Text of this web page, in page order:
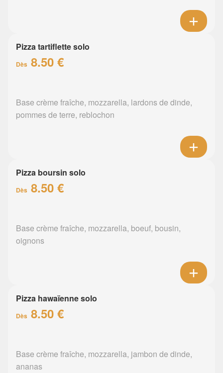
Pizza tartiflette solo
Dès 8.50 €
Base crème fraîche, mozzarella, lardons de dinde,
pommes de terre, reblochon
Pizza boursin solo
Dès 8.50 €
Base crème fraîche, mozzarella, boeuf, bousin,
oignons
Pizza hawaïenne solo
Dès 8.50 €
Base crème fraîche, mozzarella, jambon de dinde,
ananas